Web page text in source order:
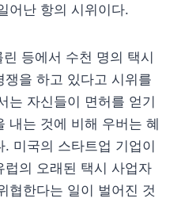
어난 항의 시위이다.
등에서 수천 명의 택시
을 하고 있다고 시위를
는 자신들이 면허를 얻기
내는 것에 비해 우버는 혜
미국의 스타트업 기업이
의 오래된 택시 사업자
협한다는 일이 벌어진 것